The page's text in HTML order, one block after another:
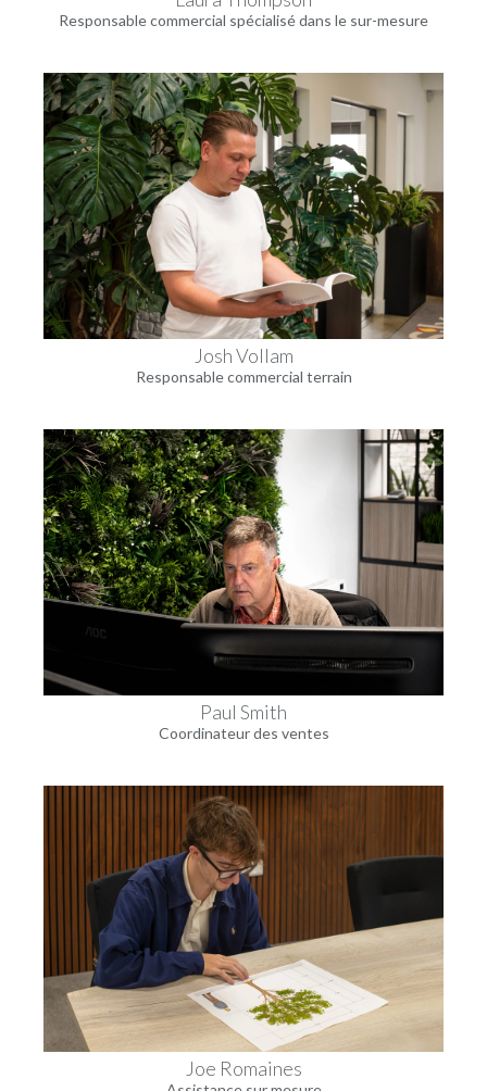
Responsable commercial spécialisé dans le sur-mesure
Josh Vollam
Responsable commercial terrain
Paul Smith
Coordinateur des ventes
Joe Romaines